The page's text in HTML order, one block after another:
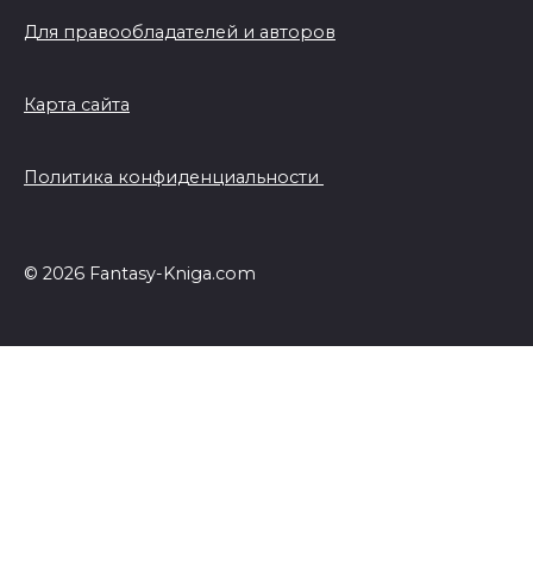
Для правообладателей и авторов
Карта сайта
Политика конфиденциальности
© 2026 Fantasy-Kniga.com